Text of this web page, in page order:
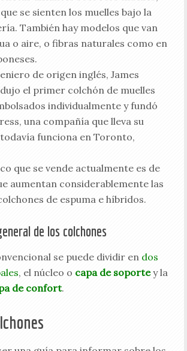
se sienten los muelles bajo la
También hay modelos que van
o aire, o fibras naturales como en
de origen inglés, James
el primer colchón de muelles
individualmente y fundó
una compañía que lleva su
funciona en Toronto,
que se vende actualmente es de
aumentan considerablemente las
de espuma e híbridos.
de los colchones
se puede dividir en dos
, el núcleo o capa de soportey la
de confort.